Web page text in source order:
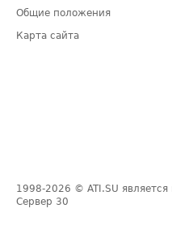
Общие положения
Карта сайта
1998-2026 © ATI.SU
Сервер 30